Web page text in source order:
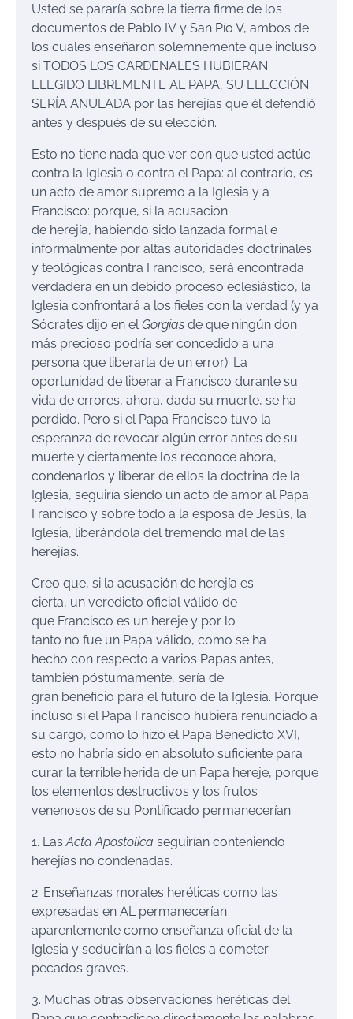
Usted se pararía sobre la tierra firme de los
documentos de Pablo IV y San Pío V, ambos de
los cuales enseñaron solemnemente que incluso
si TODOS LOS CARDENALES HUBIERAN
ELEGIDO LIBREMENTE AL PAPA, SU ELECCIÓN
SERÍA ANULADA por las herejías que él defendió
antes y después de su elección.
Esto no tiene nada que ver con que usted actúe
contra la Iglesia o contra el Papa: al contrario, es
un acto de amor supremo a la Iglesia y a
Francisco: porque, si la acusación
de herejía, habiendo sido lanzada formal e
informalmente por altas autoridades doctrinales
y teológicas contra Francisco, será encontrada
verdadera en un debido proceso eclesiástico, la
Iglesia confrontará a los fieles con la verdad (y ya
Sócrates dijo en el Gorgias de que ningún don
más precioso podría ser concedido a una
persona que liberarla de un error). La
oportunidad de liberar a Francisco durante su
vida de errores, ahora, dada su muerte, se ha
perdido. Pero si el Papa Francisco tuvo la
esperanza de revocar algún error antes de su
muerte y ciertamente los reconoce ahora,
condenarlos y liberar de ellos la doctrina de la
Iglesia, seguiría siendo un acto de amor al Papa
Francisco y sobre todo a la esposa de Jesús, la
Iglesia, liberándola del tremendo mal de las
herejías.
Creo que, si la acusación de herejía es
cierta, un veredicto oficial válido de
que Francisco es un hereje y por lo
tanto no fue un Papa válido, como se ha
hecho con respecto a varios Papas antes,
también póstumamente, sería de
gran beneficio para el futuro de la Iglesia. Porque
incluso si el Papa Francisco hubiera renunciado a
su cargo, como lo hizo el Papa Benedicto XVI,
esto no habría sido en absoluto suficiente para
curar la terrible herida de un Papa hereje, porque
los elementos destructivos y los frutos
venenosos de su Pontificado permanecerían:
1. LasActa Apostolica seguirían conteniendo
herejías no condenadas.
2. Enseñanzas morales heréticas como las
expresadas en AL permanecerían
aparentemente como enseñanza oficial de la
Iglesia y seducirían a los fieles a cometer
pecados graves.
3. Muchas otras observaciones heréticas del